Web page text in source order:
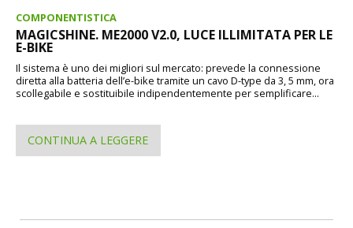
COMPONENTISTICA
MAGICSHINE. ME2000 V2.0, LUCE ILLIMITATA PER LE
E-BIKE
Il sistema è uno dei migliori sul mercato: prevede la connessione
diretta alla batteria dell’e-bike tramite un cavo D-type da 3, 5 mm, ora
scollegabile e sostituibile indipendentemente per semplificare...
CONTINUA A LEGGERE